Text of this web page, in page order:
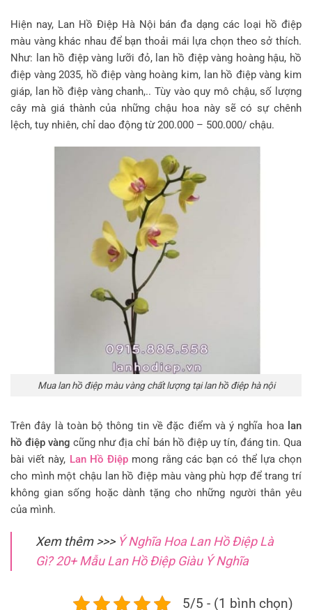
Hiện nay, Lan Hồ Điệp Hà Nội bán đa dạng các loại hồ điệp
màu vàng khác nhau để bạn thoải mái lựa chọn theo sở thích.
Như: lan hồ điệp vàng lưỡi đỏ, lan hồ điệp vàng hoàng hậu, hồ
điệp vàng 2035, hồ điệp vàng hoàng kim, lan hồ điệp vàng kim
giáp, lan hồ điệp vàng chanh,.. Tùy vào quy mô chậu, số lượng
cây mà giá thành của những chậu hoa này sẽ có sự chênh
lệch, tuy nhiên, chỉ dao động từ 200.000 – 500.000/ chậu.
Mua lan hồ điệp màu vàng chất lượng tại lan hồ điệp hà nội
Trên đây là toàn bộ thông tin về đặc điểm và ý nghĩa hoa lan
hồ điệp vàng cũng như địa chỉ bán hồ điệp uy tín, đáng tin. Qua
bài viết này, Lan Hồ Điệp mong rằng các bạn có thể lựa chọn
cho mình một chậu lan hồ điệp màu vàng phù hợp để trang trí
không gian sống hoặc dành tặng cho những người thân yêu
của mình.
Xem thêm >>> Ý Nghĩa Hoa Lan Hồ Điệp Là
Gì? 20+ Mẫu Lan Hồ Điệp Giàu Ý Nghĩa
5/5 - (1 bình chọn)